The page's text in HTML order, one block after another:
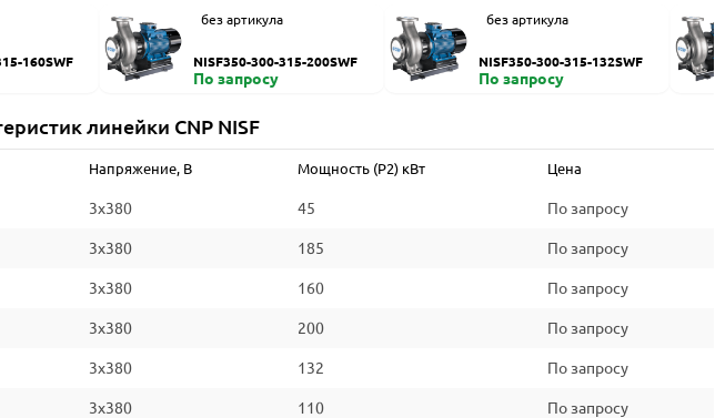
160SWF
без артикула
NISF350-300-315-200SWF
По запросу
без артикула
NISF350-300-315-132SWF
По запросу
линейки CNP NISF
Напряжение, В Мощность (P2) кВт Цена
3x380 45 По запросу
3x380 185 По запросу
3x380 160 По запросу
3x380 200 По запросу
3x380 132 По запросу
3x380 110 По запросу